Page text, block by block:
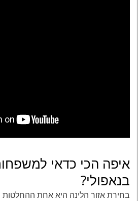
איפה הכי כדאי
בנאפולי?
בחירת אזור הלינה היא אחת ההחלטות